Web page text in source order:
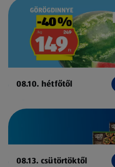
08.10. hétfőtől
08.13. csütörtöktől